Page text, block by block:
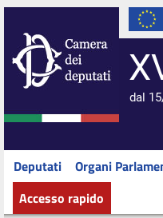
dal
Deputati Organi
Accesso rapido